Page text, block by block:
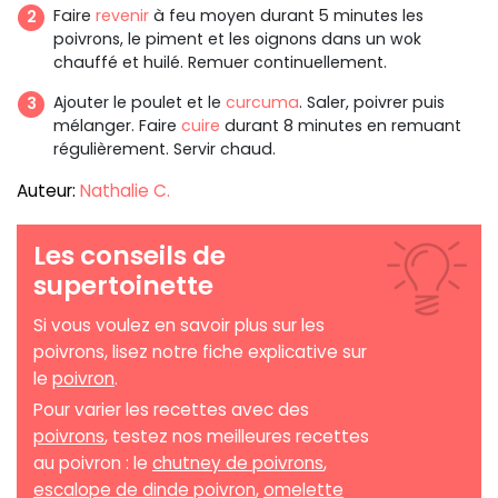
Faire revenir à feu moyen durant 5 minutes les
poivrons, le piment et les oignons dans un wok
chauffé et huilé. Remuer continuellement.
Ajouter le poulet et le curcuma. Saler, poivrer puis
mélanger. Faire cuire durant 8 minutes en remuant
régulièrement. Servir chaud.
Auteur: Nathalie C.
Les conseils de
supertoinette
Si vous voulez en savoir plus sur les
poivrons, lisez notre fiche explicative sur
le poivron.
Pour varier les recettes avec des
poivrons, testez nos meilleures recettes
au poivron : le chutney de poivrons,
escalope de dinde poivron,omelette